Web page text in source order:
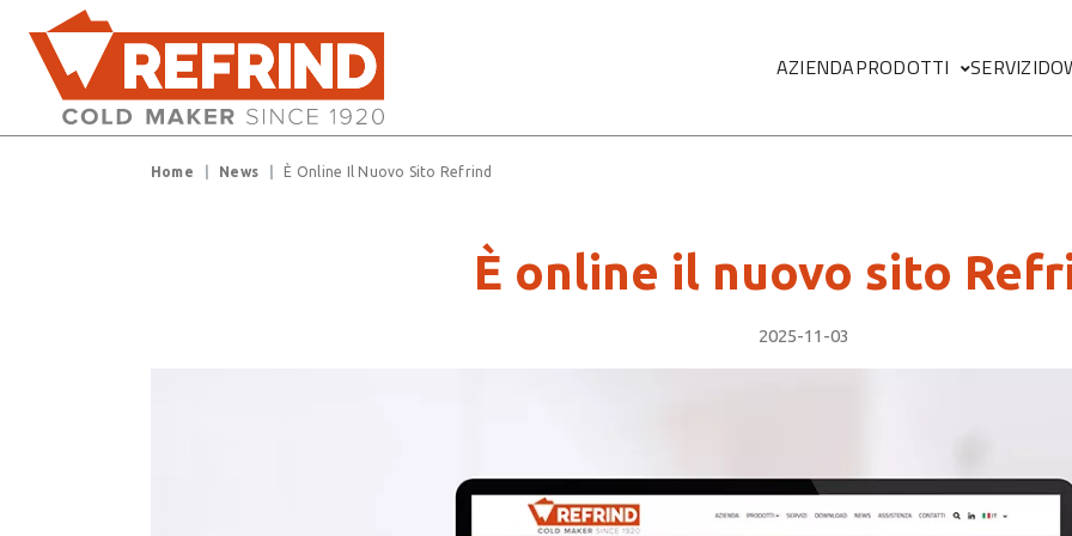
Salta al contenuto principale
AZIENDAPRODOTTI SERVIZI
Briciole di pane
Home News È Online Il Nuovo Sito Refrind
È online il nuovo sito
2025-11-03